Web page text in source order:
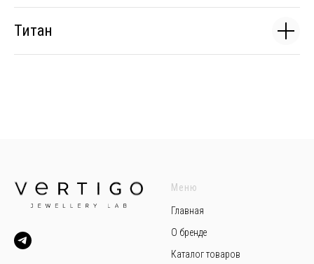
Титан
Меню
Главная
О бренде
Каталог товаров